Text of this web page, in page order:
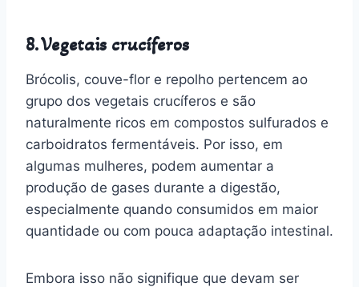
8. Vegetais crucíferos
Brócolis, couve-flor e repolho pertencem ao
grupo dos vegetais crucíferos e são
naturalmente ricos em compostos sulfurados e
carboidratos fermentáveis. Por isso, em
algumas mulheres, podem aumentar a
produção de gases durante a digestão,
especialmente quando consumidos em maior
quantidade ou com pouca adaptação intestinal.
Embora isso não signifique que devam ser